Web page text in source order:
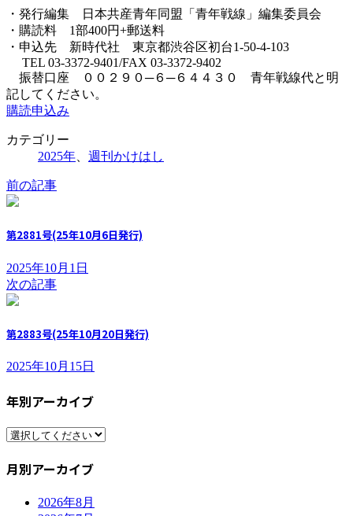
・発行編集 日本共産青年同盟「青年戦線」編集委員会
・購読料 1部400円+郵送料
・申込先 新時代社 東京都渋谷区初台1-50-4-103
TEL 03-3372-9401/FAX 03-3372-9402
振替口座 ００２９０─６─６４４３０ 青年戦線代と明
記してください。
購読申込み
カテゴリー
2025年
週刊かけはし
前の記事
第2881号(25年10月6日発行)
2025年10月1日
次の記事
第2883号(25年10月20日発行)
2025年10月15日
年別アーカイブ
月別アーカイブ
2026年8月